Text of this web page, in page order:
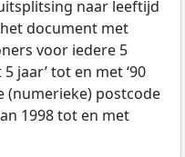
naar leeftijd
document met
voor iedere 5
jaar’ tot en met ‘90
(numerieke) postcode
1998 tot en met